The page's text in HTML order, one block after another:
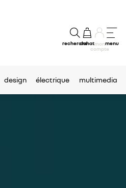
rechercheachatmon
compte
menu
design électrique multimedia